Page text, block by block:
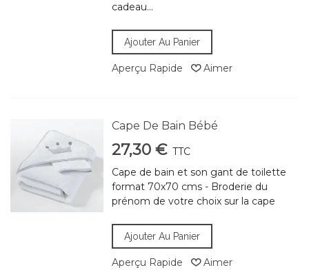
cadeau...
Ajouter Au Panier
Aperçu Rapide Aimer
Cape De Bain Bébé
27,30 € TTC
Cape de bain et son gant de toilette
format 70x70 cms - Broderie du
prénom de votre choix sur la cape
Ajouter Au Panier
Aperçu Rapide Aimer